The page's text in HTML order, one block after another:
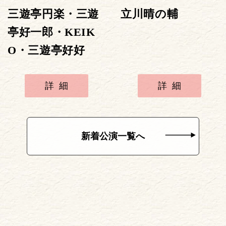
三遊亭円楽・三遊
亭好一郎・KEIK
O・三遊亭好好
詳細
立川晴の輔
詳細
新着公演一覧へ